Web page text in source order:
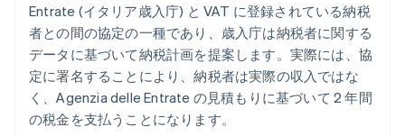
Entrate (イタリア歳入庁) と VAT に登録されている納税
者との間の協定の一種であり、歳入庁は納税者に関する
データに基づいて納税計画を提案します。実際には、協
定に署名することにより、納税者は実際の収入ではな
く、Agenzia delle Entrate の見積もりに基づいて 2 年間
の税金を支払うことになります。